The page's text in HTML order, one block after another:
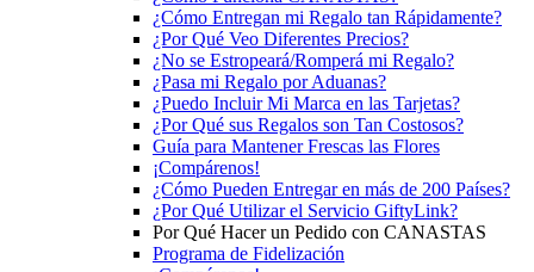
¿Cómo Entregan mi Regalo tan Rápidamente?
¿Por Qué Veo Diferentes Precios?
¿No se Estropeará/Romperá mi Regalo?
¿Pasa mi Regalo por Aduanas?
¿Puedo Incluir Mi Marca en las Tarjetas?
¿Por Qué sus Regalos son Tan Costosos?
Guía para Mantener Frescas las Flores
¡Compárenos!
¿Cómo Pueden Entregar en más de 200 Países?
¿Por Qué Utilizar el Servicio GiftyLink?
Por Qué Hacer un Pedido con CANASTAS
Programa de Fidelización